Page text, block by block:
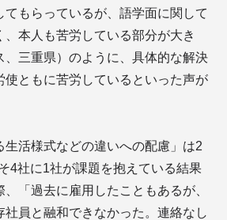
てもらっているが、語学面に関して
、本人も苦労している部分が大き
、三重県）のように、具体的な解決
使ともに苦労しているといった声が
生活様式などの違いへの配慮」は2
4社に1社が課題を抱えている結果
「過去に雇用したこともあるが、
社員と融和できなかった。連絡なし